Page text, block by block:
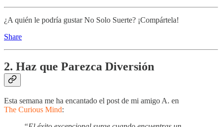
¿A quién le podría gustar No Solo Suerte? ¡Compártela!
Share
2. Haz que Parezca Diversión
Esta semana me ha encantado el post de mi amigo A. en
The Curious Mind: